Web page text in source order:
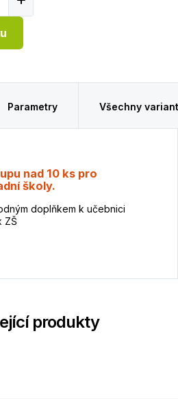
Parametry Všechny
nad 10 ks pro
školy.
doplňkem k učebnici
ZŠ
produkty